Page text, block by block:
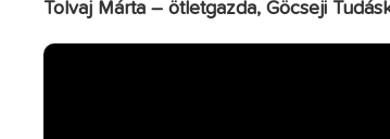
Tolvaj Márta – ötletgazda, Göcseji